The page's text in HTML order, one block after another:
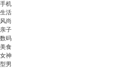
手机
生活
风尚
亲子
数码
美食
女神
型男